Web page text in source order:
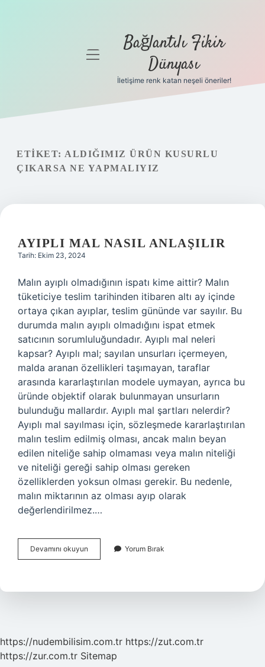
Gizlilik
Yasal Uyarı
menüyü
Bağlantılı Fikir
Dünyası
İletişime renk katan neşeli öneriler!
ETIKET: ALDIĞIMIZ ÜRÜN KUSURLU
ÇIKARSA NE YAPMALIYIZ
AYIPLI MAL NASIL ANLAŞILIR
Tarih: Ekim 23, 2024
Malın ayıplı olmadığının ispatı kime aittir? Malın
tüketiciye teslim tarihinden itibaren altı ay içinde
ortaya çıkan ayıplar, teslim gününde var sayılır. Bu
durumda malın ayıplı olmadığını ispat etmek
satıcının sorumluluğundadır. Ayıplı mal neleri
kapsar? Ayıplı mal; sayılan unsurları içermeyen,
malda aranan özellikleri taşımayan, taraflar
arasında kararlaştırılan modele uymayan, ayrıca bu
üründe objektif olarak bulunmayan unsurların
bulunduğu mallardır. Ayıplı mal şartları nelerdir?
Ayıplı mal sayılması için, sözleşmede kararlaştırılan
malın teslim edilmiş olması, ancak malın beyan
edilen niteliğe sahip olmaması veya malın niteliği
ve niteliği gereği sahip olması gereken
özelliklerden yoksun olması gerekir. Bu nedenle,
malın miktarının az olması ayıp olarak
değerlendirilmez.…
Devamını okuyun
Mal
Yorum Bırak
https://nudembilisim.com.tr https://zut.com.tr
https://zur.com.tr Sitemap